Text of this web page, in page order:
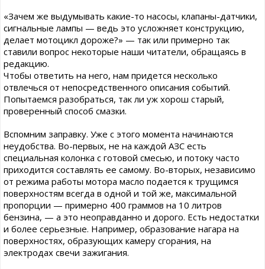
«Зачем же выдумывать какие-то насосы, клапаны-датчики,
сигнальные лампы — ведь это усложняет конструкцию,
делает мотоцикл дороже?» — так или примерно так
ставили вопрос некоторые наши читатели, обращаясь в
редакцию.
Чтобы ответить на него, нам придется несколько
отвлечься от непосредственного описания событий.
Попытаемся разобраться, так ли уж хорош старый,
проверенный способ смазки.
Вспомним заправку. Уже с этого момента начинаются
неудобства. Во-первых, не на каждой АЗС есть
специальная колонка с готовой смесью, и потоку часто
приходится составлять ее самому. Во-вторых, независимо
от режима работы мотора масло подается к трущимся
поверхностям всегда в одной и той же, максимальной
пропорции — примерно 400 граммов на 10 литров
бензина, — а это неоправданно и дорого. Есть недостатки
и более серьезные. Например, образование нагара на
поверхностях, образующих камеру сгорания, на
электродах свечи зажигания.